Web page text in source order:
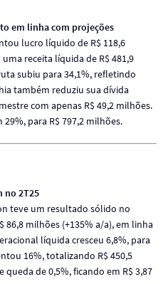
em linha com projeções
lucro líquido de R$ 118,6
receita líquida de R$ 481,9
subiu para 34,1%, refletindo
também reduziu sua dívida
com apenas R$ 49,2 milhões.
para R$ 797,2 milhões.
no 2T25
teve um resultado sólido no
milhões (+135% a/a), em linha
líquida cresceu 6,8%, para
16%, totalizando R$ 450,5
de 0,5%, ficando em R$ 3,87